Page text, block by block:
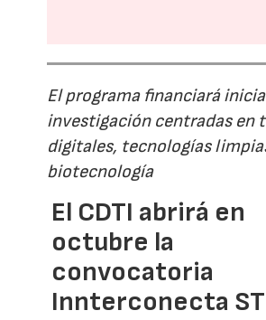
El programa financiará
investigación centradas en
digitales, tecnologías
biotecnología
El CDTI abrirá en
octubre la
convocatoria
Innterconecta